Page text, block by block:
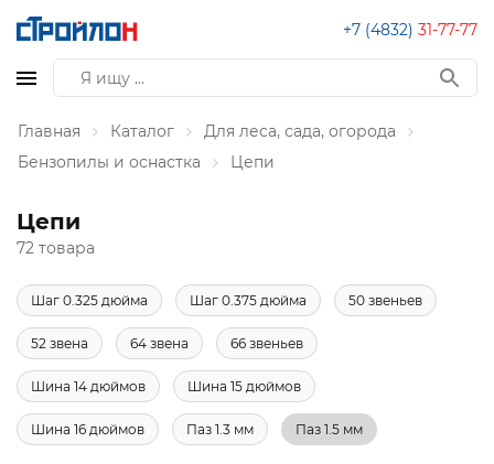
+7 (4832) 31-77-77
Главная Каталог
Для леса, сада, огорода
Бензопилы и оснастка
Цепи
Цепи
72 товара
Шаг 0.325 дюйма Шаг 0.375 дюйма 50 звеньев
52 звена 64 звена 66 звеньев
Шина 14 дюймов Шина 15 дюймов
Шина 16 дюймов Паз 1.3 мм Паз 1.5 мм